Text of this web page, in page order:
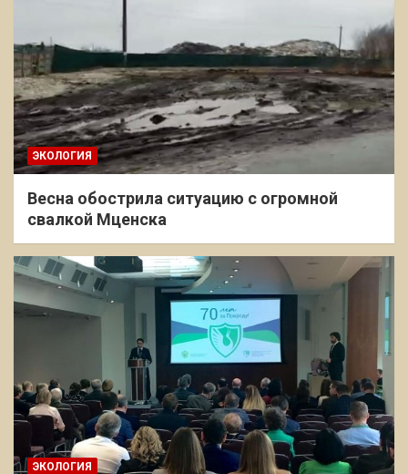
ЭКОЛОГИЯ
Весна обострила ситуацию с огромной
свалкой Мценска
ЭКОЛОГИЯ